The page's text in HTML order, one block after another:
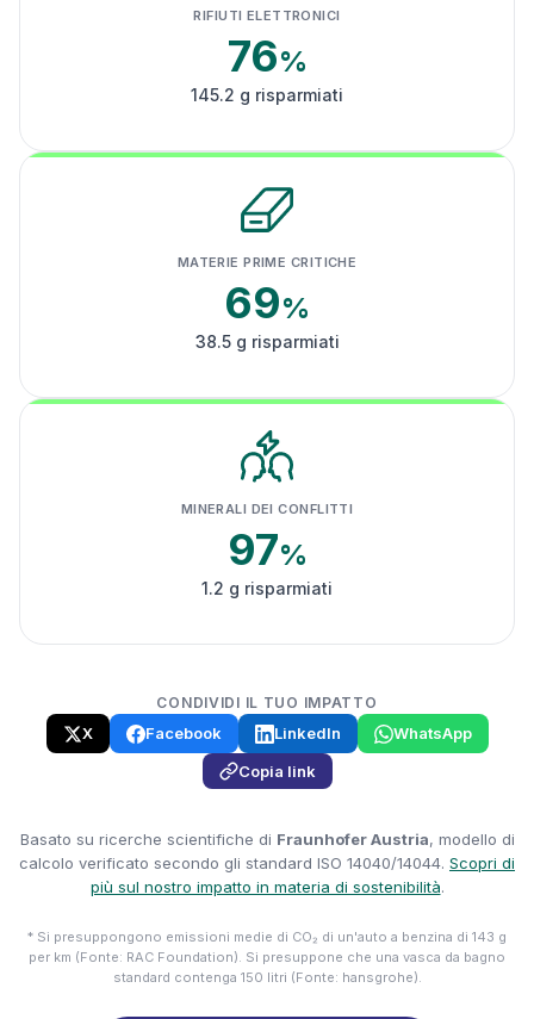
RIFIUTI ELETTRONICI
76%
145.2 g risparmiati
MATERIE PRIME CRITICHE
69%
38.5 g risparmiati
MINERALI DEI CONFLITTI
97%
1.2 g risparmiati
CONDIVIDI IL TUO IMPATTO
X Facebook LinkedIn
WhatsApp
Copia link
Basato su ricerche scientifiche di Fraunhofer Austria, modello di
calcolo verificato secondo gli standard ISO 14040/14044. Scopri di
più sul nostro impatto in materia di sostenibilità.
* Si presuppongono emissioni medie di CO₂ di un'auto a benzina di 143 g
per km (Fonte: RAC Foundation). Si presuppone che una vasca da bagno
standard contenga 150 litri (Fonte: hansgrohe).